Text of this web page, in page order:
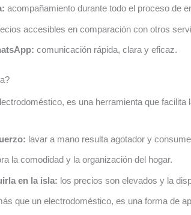
acompañamiento durante todo el proceso de
accesibles en comparación con otros
comunicación rápida, clara y eficaz.
es una herramienta que
lavar a mano resulta agotador y
la comodidad y la organización del hogar.
en la isla: los precios son elevados y la
que un electrodoméstico, es una forma de